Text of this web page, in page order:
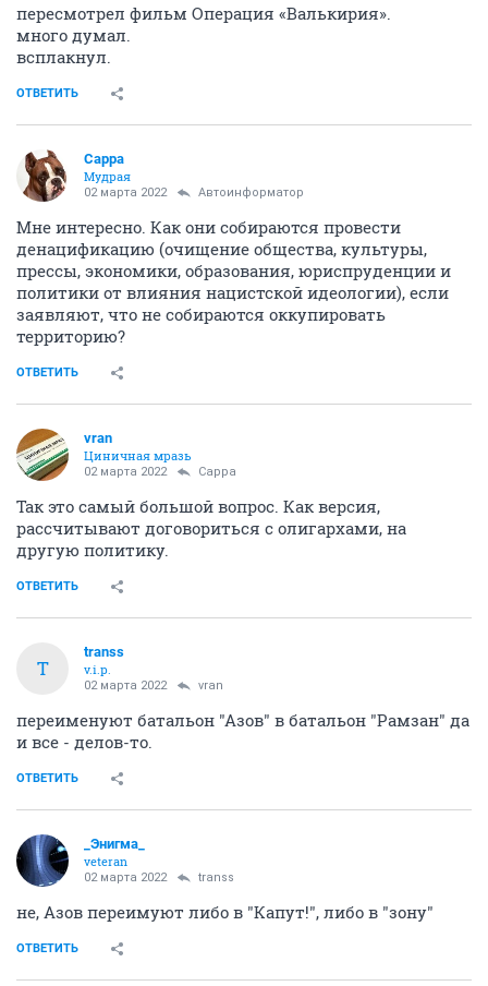
пересмотрел фильм Операция «Валькирия».
много думал.
всплакнул.
ОТВЕТИТЬ
Сарра
Мудрая
02 марта 2022 Автоинформатор
Мне интересно. Как они собираются провести
денацификацию (очищение общества, культуры,
прессы, экономики, образования, юриспруденции и
политики от влияния нацистской идеологии), если
заявляют, что не собираются оккупировать
территорию?
ОТВЕТИТЬ
vran
Циничная мразь
02 марта 2022 Сарра
Так это самый большой вопрос. Как версия,
рассчитывают договориться с олигархами, на
другую политику.
ОТВЕТИТЬ
T
transs
v.i.p.
02 марта 2022 vran
переименуют батальон "Азов" в батальон "Рамзан" да
и все - делов-то.
ОТВЕТИТЬ
_Энигма_
veteran
02 марта 2022 transs
не, Азов переимуют либо в "Капут!", либо в "зону"
ОТВЕТИТЬ